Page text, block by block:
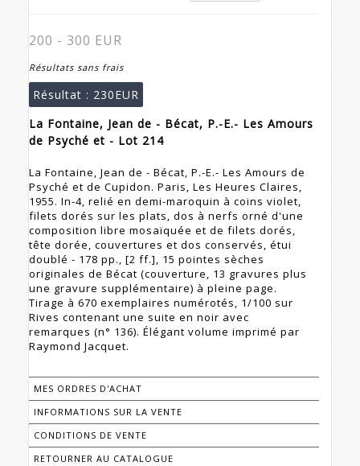
200 - 300 EUR
Résultats sans frais
Résultat : 230EUR
La Fontaine, Jean de - Bécat, P.-E.- Les Amours
de Psyché et - Lot 214
La Fontaine, Jean de - Bécat, P.-E.- Les Amours de
Psyché et de Cupidon. Paris, Les Heures Claires,
1955. In-4, relié en demi-maroquin à coins violet,
filets dorés sur les plats, dos à nerfs orné d'une
composition libre mosaïquée et de filets dorés,
tête dorée, couvertures et dos conservés, étui
doublé - 178 pp., [2 ff.], 15 pointes sèches
originales de Bécat (couverture, 13 gravures plus
une gravure supplémentaire) à pleine page.
Tirage à 670 exemplaires numérotés, 1/100 sur
Rives contenant une suite en noir avec
remarques (n° 136). Élégant volume imprimé par
Raymond Jacquet.
MES ORDRES D'ACHAT
INFORMATIONS SUR LA VENTE
CONDITIONS DE VENTE
RETOURNER AU CATALOGUE